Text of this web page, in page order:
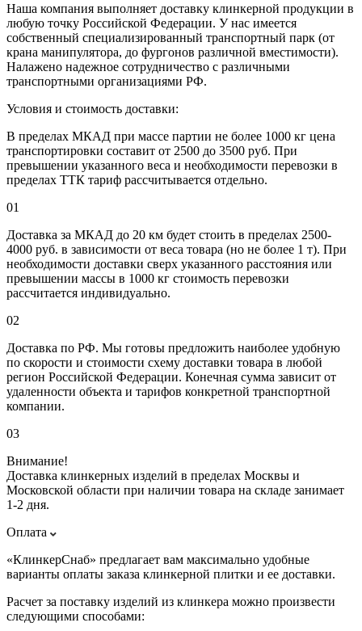
Наша компания выполняет доставку клинкерной продукции в
любую точку Российской Федерации. У нас имеется
собственный специализированный транспортный парк (от
крана манипулятора, до фургонов различной вместимости).
Налажено надежное сотрудничество с различными
транспортными организациями РФ.
Условия и стоимость доставки:
В пределах МКАД при массе партии не более 1000 кг цена
транспортировки составит от 2500 до 3500 руб. При
превышении указанного веса и необходимости перевозки в
пределах ТТК тариф рассчитывается отдельно.
01
Доставка за МКАД до 20 км будет стоить в пределах 2500-
4000 руб. в зависимости от веса товара (но не более 1 т). При
необходимости доставки сверх указанного расстояния или
превышении массы в 1000 кг стоимость перевозки
рассчитается индивидуально.
02
Доставка по РФ. Мы готовы предложить наиболее удобную
по скорости и стоимости схему доставки товара в любой
регион Российской Федерации. Конечная сумма зависит от
удаленности объекта и тарифов конкретной транспортной
компании.
03
Внимание!
Доставка клинкерных изделий в пределах Москвы и
Московской области при наличии товара на складе занимает
1-2 дня.
Оплата
«КлинкерСнаб» предлагает вам максимально удобные
варианты оплаты заказа клинкерной плитки и ее доставки.
Расчет за поставку изделий из клинкера можно произвести
следующими способами: